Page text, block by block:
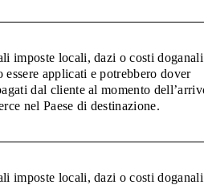
imposte locali, dazi o costi doganali
essere applicati e potrebbero dover
dal cliente al momento
nel Paese di destinazione.
imposte locali, dazi o costi doganali